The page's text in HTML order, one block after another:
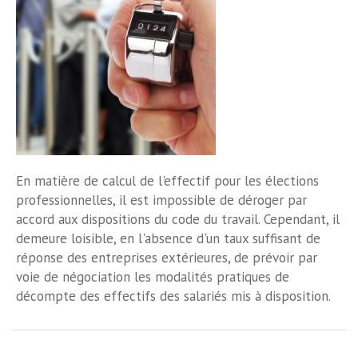
En matière de calcul de l'effectif pour les élections
professionnelles, il est impossible de déroger par
accord aux dispositions du code du travail. Cependant, il
demeure loisible, en l'absence d'un taux suffisant de
réponse des entreprises extérieures, de prévoir par
voie de négociation les modalités pratiques de
décompte des effectifs des salariés mis à disposition.